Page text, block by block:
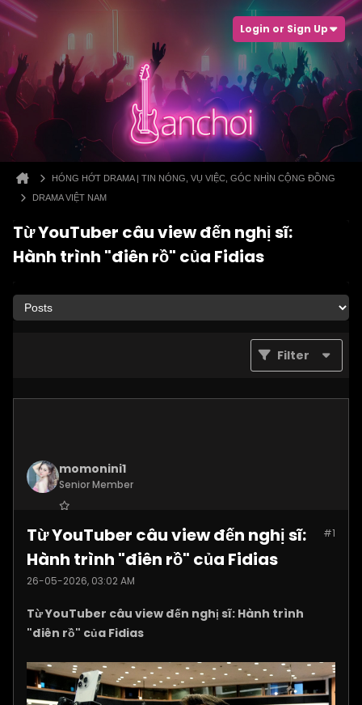
Login or Sign Up
HÓNG HỚT DRAMA | TIN NÓNG, VỤ VIỆC, GÓC NHÌN CỘNG ĐỒNG
DRAMA VIỆT NAM
Từ YouTuber câu view đến nghị sĩ:
Hành trình "điên rồ" của Fidias
Filter
momonini1
Senior Member
Posts: 5399 #1
Từ YouTuber câu view đến nghị sĩ:
Hành trình "điên rồ" của Fidias
26-05-2026, 03:02 AM
Từ YouTuber câu view đến nghị sĩ: Hành trình
"điên rồ" của Fidias